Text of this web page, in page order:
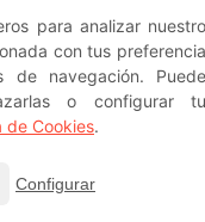
para analizar
con tus
de navegación.
o configurar
de Cookies.
Configurar